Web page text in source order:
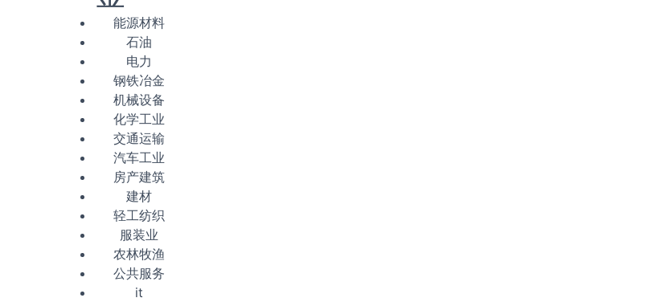
能源材料
石油
电力
钢铁冶金
机械设备
化学工业
交通运输
汽车工业
房产建筑
建材
轻工纺织
服装业
农林牧渔
公共服务
it